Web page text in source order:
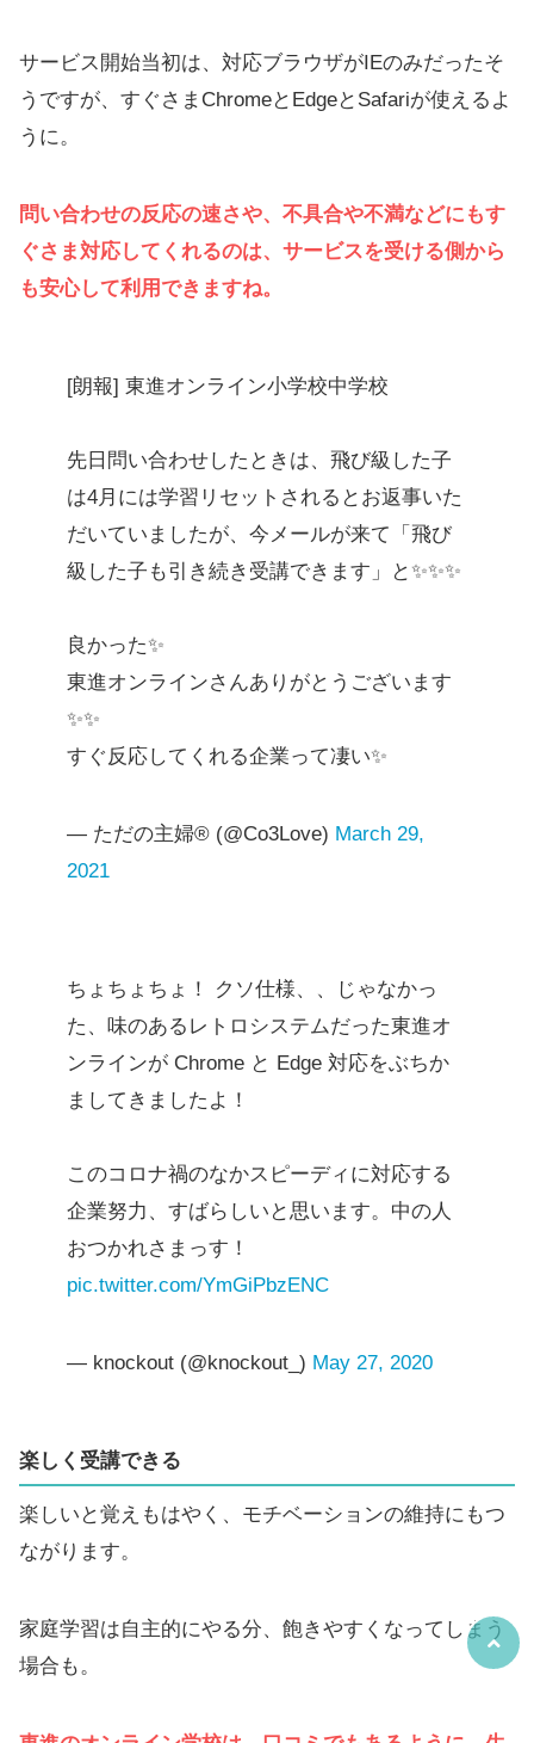
サービス開始当初は、対応ブラウザがIEのみだったそ
うですが、すぐさまChromeとEdgeとSafariが使えるよ
うに。
問い合わせの反応の速さや、不具合や不満などにもす
ぐさま対応してくれるのは、サービスを受ける側から
も安心して利用できますね。
[朗報] 東進オンライン小学校中学校
先日問い合わせしたときは、飛び級した子
は4月には学習リセットされるとお返事いた
だいていましたが、今メールが来て「飛び
級した子も引き続き受講できます」と✨✨✨
良かった✨
東進オンラインさんありがとうございます
✨✨
すぐ反応してくれる企業って凄い✨
— ただの主婦®︎ (@Co3Love) March 29,
2021
ちょちょちょ！ クソ仕様、、じゃなかっ
た、味のあるレトロシステムだった東進オ
ンラインが Chrome と Edge 対応をぶちか
ましてきましたよ！
このコロナ禍のなかスピーディに対応する
企業努力、すばらしいと思います。中の人
おつかれさまっす！
pic.twitter.com/YmGiPbzENC
— knockout (@knockout_) May 27, 2020
楽しく受講できる
楽しいと覚えもはやく、モチベーションの維持にもつ
ながります。
家庭学習は自主的にやる分、飽きやすくなってしまう
場合も。